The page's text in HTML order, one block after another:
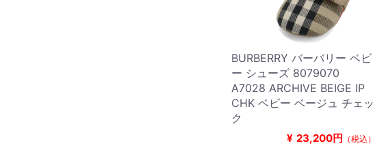
BURBERRY バーバリー ベビ
ー シューズ 8079070
A7028 ARCHIVE BEIGE IP
CHK ベビー ベージュ チェッ
ク
¥ 23,200円 （税込）